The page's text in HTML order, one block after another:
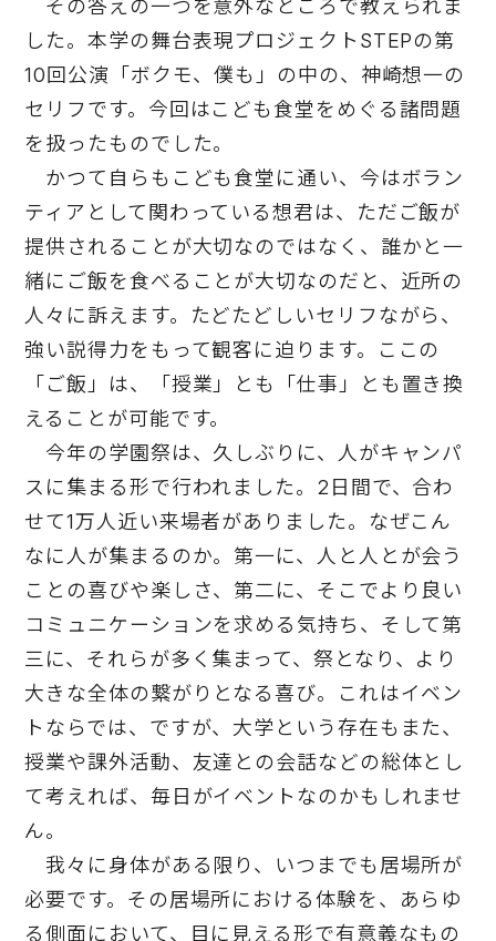
その答えの一つを意外なところで教えられま
した。本学の舞台表現プロジェクトSTEPの第
10回公演「ボクモ、僕も」の中の、神崎想一の
セリフです。今回はこども食堂をめぐる諸問題
を扱ったものでした。
かつて自らもこども食堂に通い、今はボラン
ティアとして関わっている想君は、ただご飯が
提供されることが大切なのではなく、誰かと一
緒にご飯を食べることが大切なのだと、近所の
人々に訴えます。たどたどしいセリフながら、
強い説得力をもって観客に迫ります。ここの
「ご飯」は、「授業」とも「仕事」とも置き換
えることが可能です。
今年の学園祭は、久しぶりに、人がキャンパ
スに集まる形で行われました。2日間で、合わ
せて1万人近い来場者がありました。なぜこん
なに人が集まるのか。第一に、人と人とが会う
ことの喜びや楽しさ、第二に、そこでより良い
コミュニケーションを求める気持ち、そして第
三に、それらが多く集まって、祭となり、より
大きな全体の繋がりとなる喜び。これはイベン
トならでは、ですが、大学という存在もまた、
授業や課外活動、友達との会話などの総体とし
て考えれば、毎日がイベントなのかもしれませ
ん。
我々に身体がある限り、いつまでも居場所が
必要です。その居場所における体験を、あらゆ
る側面において、目に見える形で有意義なもの